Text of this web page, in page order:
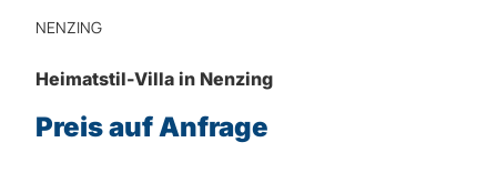
NENZING
Heimatstil-Villa in Nenzing
Preis auf Anfrage